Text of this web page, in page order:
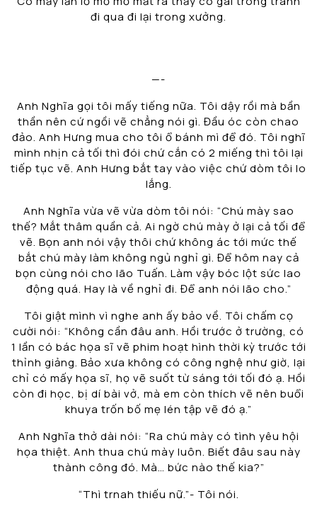
đi qua đi lại trong xưởng.
—-
Anh Nghĩa gọi tôi mấy tiếng nữa. Tôi dậy rồi mà bần
thần nên cứ ngồi vẽ chẳng nói gì. Đầu óc còn chao
đảo. Anh Hưng mua cho tôi ổ bánh mì để đó. Tôi nghĩ
mình nhịn cả tối thì đói chứ cắn có 2 miếng thì tôi lại
tiếp tục vẽ. Anh Hưng bắt tay vào việc chứ dòm tôi lo
lắng.
Anh Nghĩa vừa vẽ vừa dòm tôi nói: “Chú mày sao
thế? Mắt thâm quần cả. Ai ngờ chú mày ở lại cả tối để
vẽ. Bọn anh nói vậy thôi chứ không ác tới mức thế
bắt chú mày làm không ngủ nghỉ gì. Để hôm nay cả
bọn cùng nói cho lão Tuấn. Làm vậy bóc lột sức lao
động quá. Hay là về nghỉ đi. Để anh nói lão cho.”
Tôi giật mình vì nghe anh ấy bảo về. Tôi chấm cọ
cười nói: “Không cần đâu anh. Hồi trước ở trường, có
1 lần có bác họa sĩ vẽ phim hoạt hình thời kỳ trước tới
thỉnh giảng. Bảo xưa không có công nghệ như giờ, lại
chỉ có mấy họa sĩ, họ vẽ suốt từ sáng tới tối đó ạ. Hồi
còn đi học, bị dí bài vở, mà em còn thích vẽ nên buổi
khuya trốn bố mẹ lén tập vẽ đó ạ.”
Anh Nghĩa thở dài nói: “Ra chú mày có tình yêu hội
họa thiệt. Anh thua chú mày luôn. Biết đâu sau này
thành công đó. Mà… bức nào thế kia?”
“Thì trnah thiếu nữ.”- Tôi nói.